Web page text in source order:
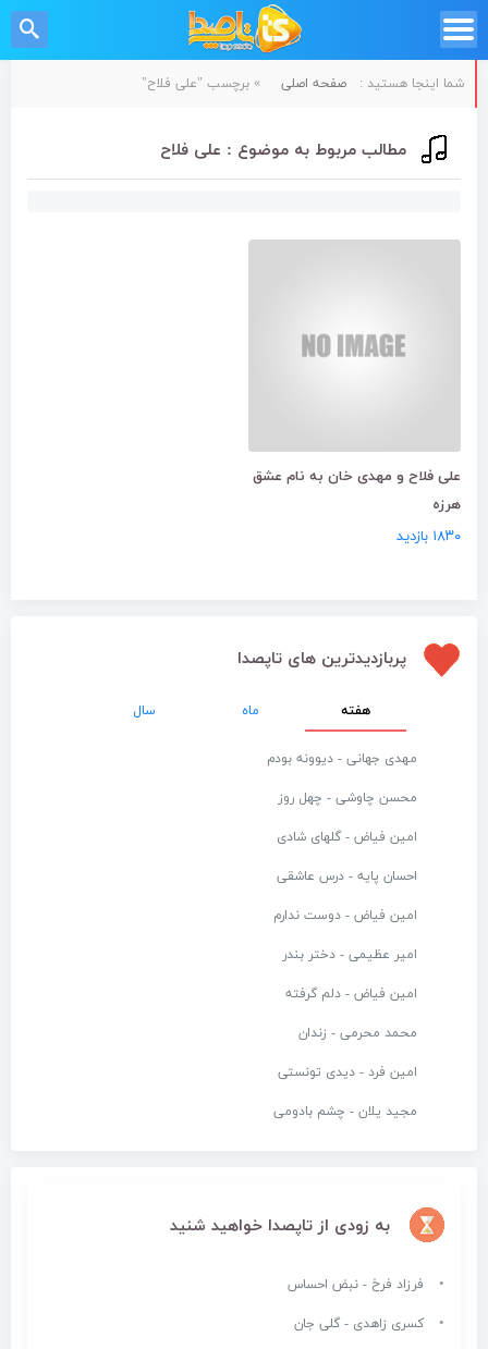
شما اینجا هستید : صفحه اصلی » برچسب "علی فلاح"
مطالب مربوط به موضوع : علی فلاح
علی فلاح و مهدی خان به نام عشق
هرزه
۱۸۳۰ بازدید
پربازدیدترین های تاپصدا
هفته ماه سال
مهدی جهانی - دیوونه بودم
محسن چاوشی - چهل روز
امین فیاض - گلهای شادی
احسان پایه - درس عاشقی
امین فیاض - دوست ندارم
امیر عظیمی - دختر بندر
امین فیاض - دلم گرفته
محمد محرمی - زندان
امین فرد - دیدی تونستی
مجید یلان - چشم بادومی
به زودی از تاپصدا خواهید شنید
فرزاد فرخ - نبض احساس
کسری زاهدی - گلی جان